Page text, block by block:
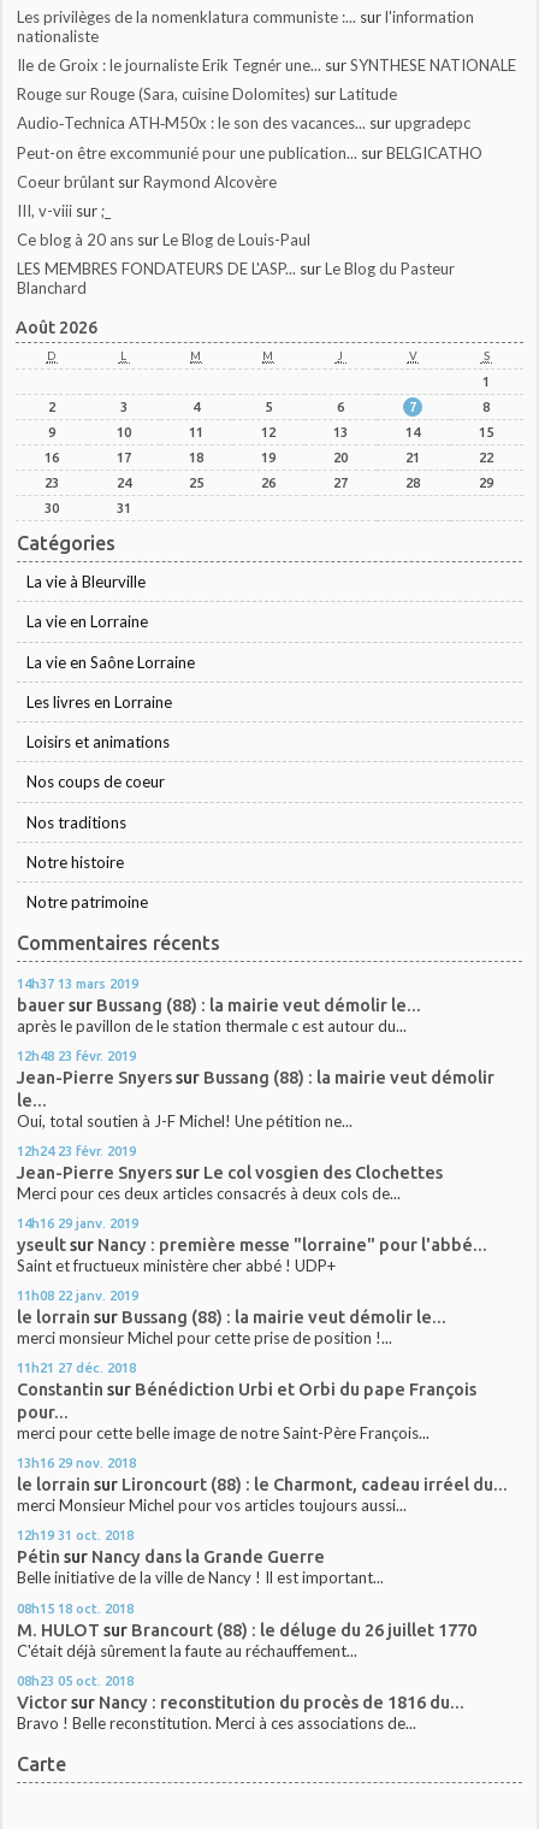
Les privilèges de la nomenklatura communiste :... surl'information
nationaliste
Ile de Groix : le journaliste Erik Tegnér une... surSYNTHESE NATIONALE
Rouge sur Rouge (Sara, cuisine Dolomites) surLatitude
Audio‑Technica ATH‑M50x : le son des vacances... surupgradepc
Peut-on être excommunié pour une publication... surBELGICATHO
Coeur brûlant surRaymond Alcovère
III, v-viii sur;_
Ce blog à 20 ans surLe Blog de Louis-Paul
LES MEMBRES FONDATEURS DE L'ASP... surLe Blog du Pasteur
Blanchard
Août 2026
D L M M J V S
1
2
3 4 5 6 7
8
9
10 11 12 13 14
15
16
17 18 19 20 21
22
23
24 25 26 27 28
29
30
31
Catégories
La vie à Bleurville
La vie en Lorraine
La vie en Saône Lorraine
Les livres en Lorraine
Loisirs et animations
Nos coups de coeur
Nos traditions
Notre histoire
Notre patrimoine
Commentaires récents
14h37 13 mars 2019
bauersur Bussang (88) : la mairie veut démolir le...
après le pavillon de le station thermale c est autour du...
12h48 23 févr. 2019
Jean-Pierre Snyerssur Bussang (88) : la mairie veut démolir
le...
Oui, total soutien à J-F Michel! Une pétition ne...
12h24 23 févr. 2019
Jean-Pierre Snyerssur Le col vosgien des Clochettes
Merci pour ces deux articles consacrés à deux cols de...
14h16 29 janv. 2019
yseultsur Nancy : première messe "lorraine" pour l'abbé...
Saint et fructueux ministère cher abbé ! UDP+
11h08 22 janv. 2019
le lorrain sur Bussang (88) : la mairie veut démolir le...
merci monsieur Michel pour cette prise de position !...
11h21 27 déc. 2018
Constantin sur Bénédiction Urbi et Orbi du pape François
pour...
merci pour cette belle image de notre Saint-Père François...
13h16 29 nov. 2018
le lorrain sur Lironcourt (88) : le Charmont, cadeau irréel du...
merci Monsieur Michel pour vos articles toujours aussi...
12h19 31 oct. 2018
Pétin sur Nancy dans la Grande Guerre
Belle initiative de la ville de Nancy ! Il est important...
08h15 18 oct. 2018
M. HULOT sur Brancourt (88) : le déluge du 26 juillet 1770
C'était déjà sûrement la faute au réchauffement...
08h23 05 oct. 2018
Victorsur Nancy : reconstitution du procès de 1816 du...
Bravo ! Belle reconstitution. Merci à ces associations de...
Carte